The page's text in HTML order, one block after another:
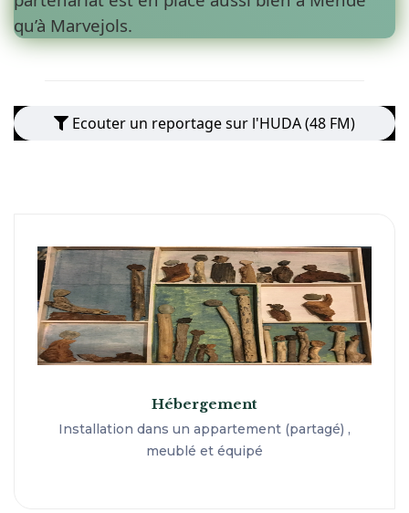
qu’à Marvejols.
Ecouter un reportage sur l'HUDA (48 FM)
Hébergement
Installation dans un appartement (partagé) ,
meublé et équipé